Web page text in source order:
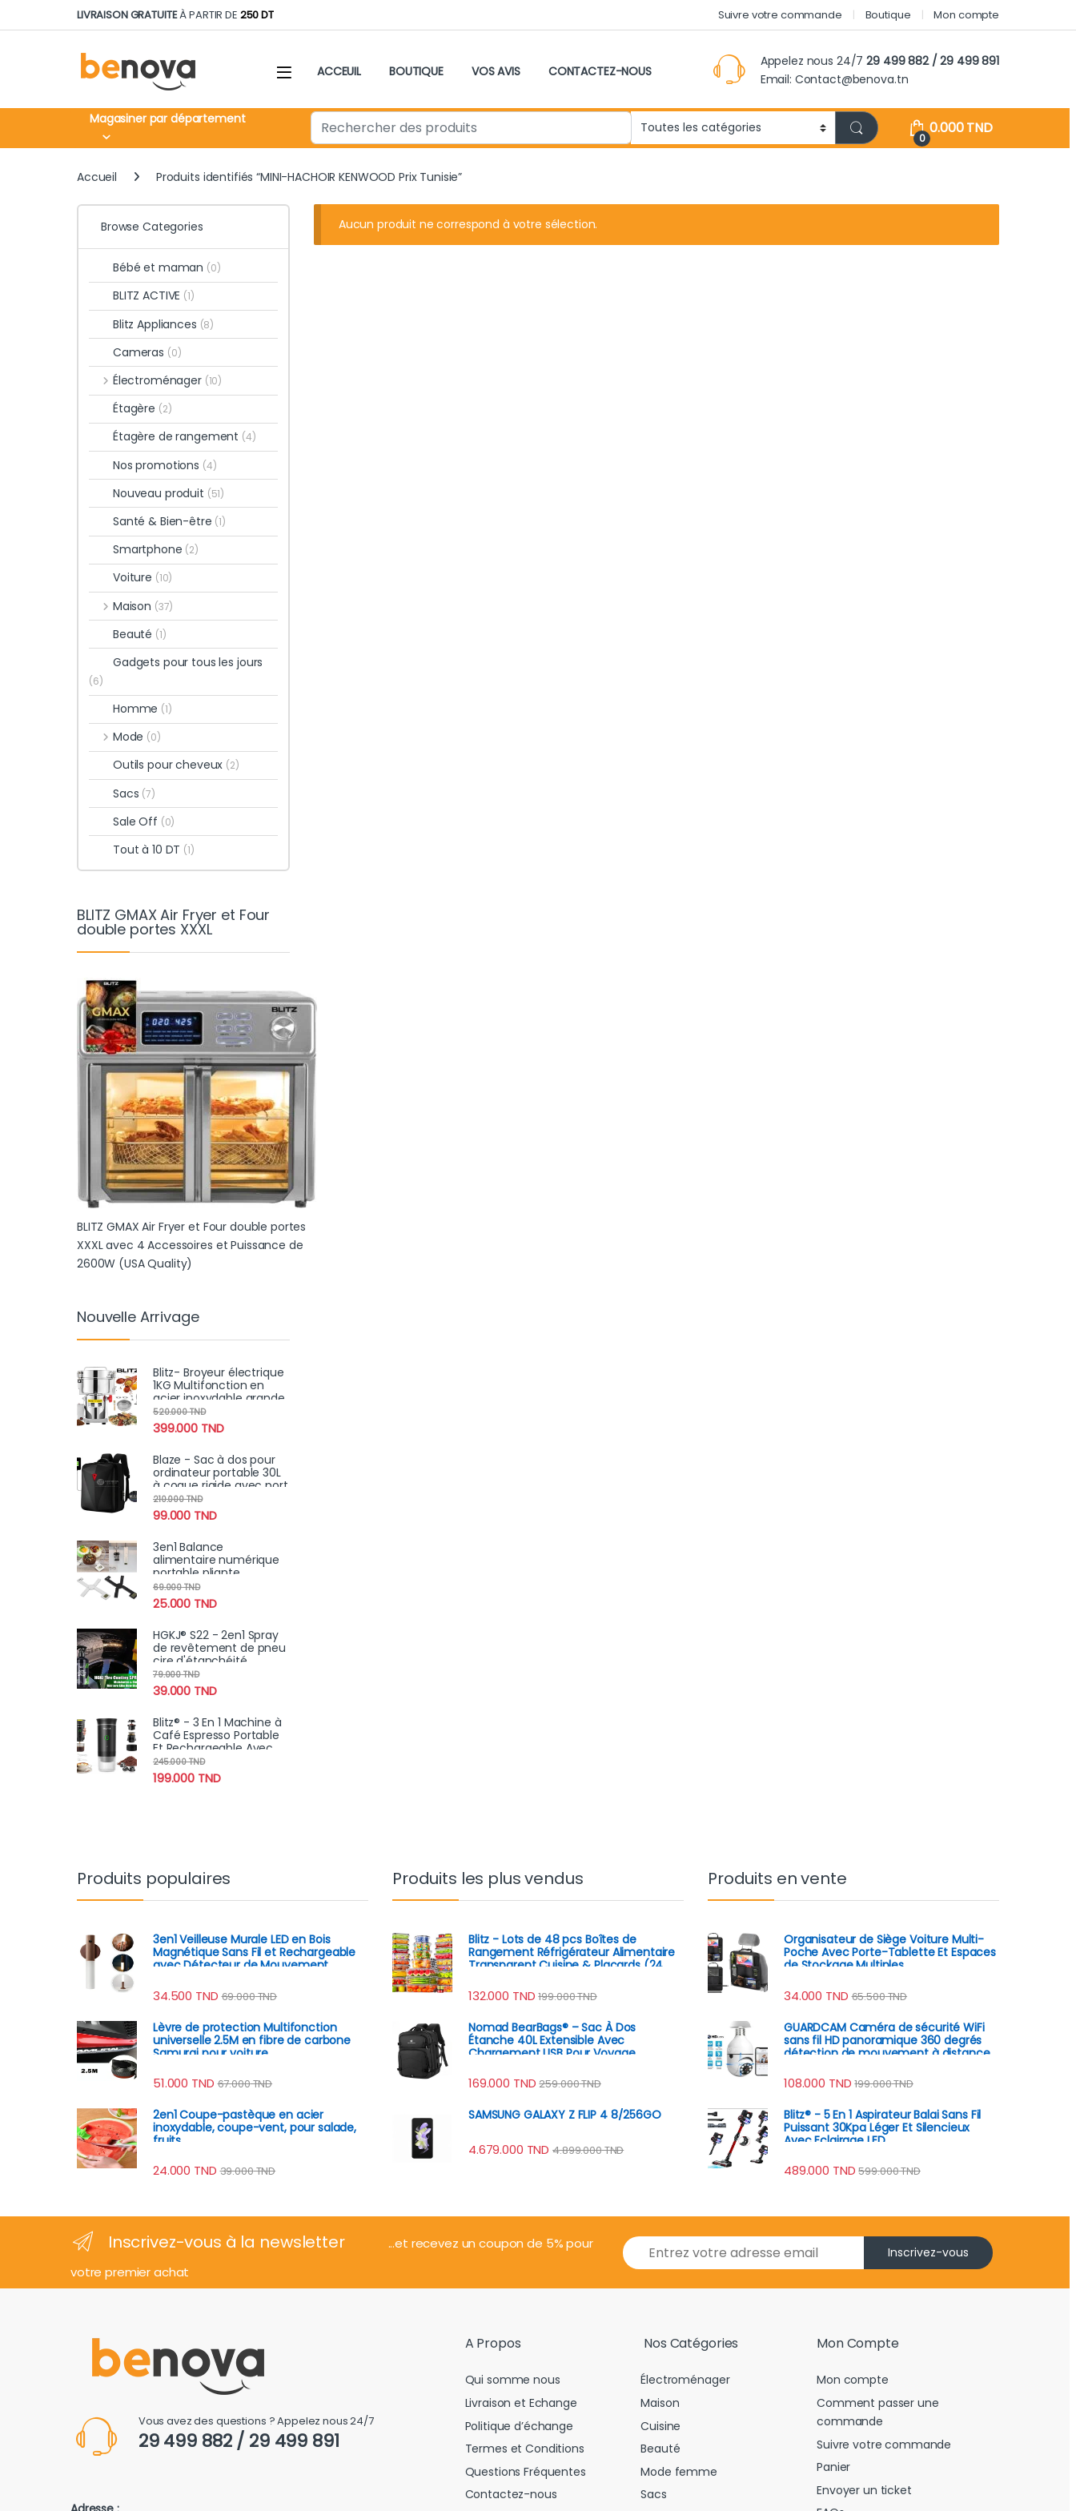
Skip to navigation
Skip to contentLIVRAISON GRATUITEÀ PARTIR DE 250 DT Suivre votre commande Boutique Mon compte
ACCEUIL BOUTIQUE VOS AVIS CONTACTEZ-NOUS
Appelez nous 24/729 499 882 / 29 499 891
Email: Contact@benova.tn
Magasiner par département Search for:
0
0.000TND
Accueil Produits identifiés “MINI-HACHOIR KENWOOD Prix Tunisie”
Aucun produit ne correspond à votre sélection.
Browse Categories
Bébé et maman (0)
BLITZ ACTIVE (1)
Blitz Appliances (8)
Cameras (0)
Électroménager (10)
Étagère (2)
Étagère de rangement (4)
Nos promotions (4)
Nouveau produit (51)
Santé & Bien-être (1)
Smartphone (2)
Voiture (10)
Maison (37)
Beauté (1)
Gadgets pour tous les jours
(6)
Homme (1)
Mode (0)
Outils pour cheveux (2)
Sacs (7)
Sale Off (0)
Tout à 10 DT (1)
BLITZ GMAX Air Fryer et Four
double portes XXXL
BLITZ GMAX Air Fryer et Four double portes
XXXL avec 4 Accessoires et Puissance de
2600W (USA Quality)
Nouvelle Arrivage
Blitz- Broyeur électrique
1KG Multifonction en
acier inoxydable grande
vitesse 3000W moteur
en cuivre
399.000 TND
520.000TND
Blaze - Sac à dos pour
ordinateur portable 30L
à coque rigide avec port
USB pour, l'école,voyage
antivol
99.000 TND
210.000TND
3en1 Balance
alimentaire numérique
portable pliante
compacte, très précise
avec écran LCD 5Kg
25.000 TND
69.000TND
HGKJ® S22 - 2en1 Spray
de revêtement de pneu
cire d'étanchéité
hydrophobe pour jantes
, renoircissement,
brillance, remplissage
39.000 TND
79.000TND
Blitz® - 3 En 1 Machine à
Café Espresso Portable
Et Rechargeable Avec
Chauffage Intégré
199.000 TND
245.000TND
Produits populaires
3en1 Veilleuse Murale LED en Bois
Magnétique Sans Fil et Rechargeable
avec Détecteur de Mouvement
34.500 TND 69.000TND
Lèvre de protection Multifonction
universelle 2.5M en fibre de carbone
Samurai pour voiture
51.000 TND 67.000TND
2en1 Coupe-pastèque en acier
inoxydable, coupe-vent, pour salade,
fruits
24.000 TND 39.000TND
Produits les plus vendus
Blitz - Lots de 48 pcs Boîtes de
Rangement Réfrigérateur Alimentaire
Transparent Cuisine & Placards (24
132.000 TND 199.000TND
Nomad BearBags® – Sac À Dos
Étanche 40L Extensible Avec
Chargement USB Pour Voyage
169.000 TND 259.000TND
SAMSUNG GALAXY Z FLIP 4 8/256GO
4.679.000 TND 4.899.000TND
Produits en vente
Organisateur de Siège Voiture Multi-
Poche Avec Porte-Tablette Et Espaces
de Stockage Multiples
34.000 TND 65.500TND
GUARDCAM Caméra de sécurité WiFi
sans fil HD panoramique 360 degrés
détection de mouvement à distance
108.000 TND 199.000TND
Blitz® - 5 En 1 Aspirateur Balai Sans Fil
Puissant 30Kpa Léger Et Silencieux
Avec Eclairage LED
489.000 TND 599.000TND
Inscrivez-vous à la newsletter
...et recevez un coupon de 5% pour
votre premier achat
E
m
i
Inscrivez-vous
Vous avez des questions ? Appelez nous 24/7
29 499 882 / 29 499 891
A Propos
Qui somme nous
Livraison et Echange
Politique d’échange
Termes et Conditions
Questions Fréquentes
Contactez-nous
Nos Catégories
Électroménager
Maison
Cuisine
Beauté
Mode femme
Sacs
Mon Compte
Mon compte
Comment passer une
commande
Suivre votre commande
Panier
Envoyer un ticket